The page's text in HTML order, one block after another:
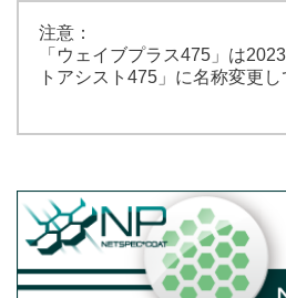
注意：
「ウェイブプラス475」は
トアシスト475」に名称変更し